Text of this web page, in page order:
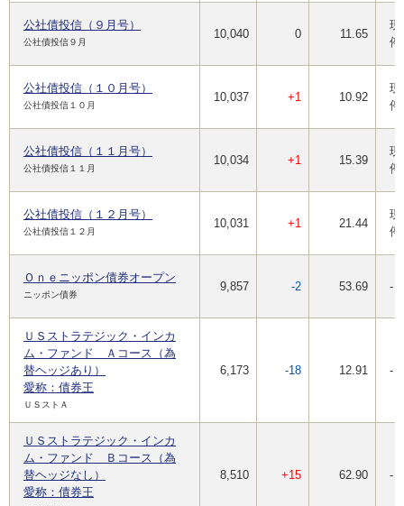
公社債投信（９月号）
公社債投信９月
10,040 0 11.65
現
停
公社債投信（１０月号）
公社債投信１０月
10,037 +1 10.92
現
停
公社債投信（１１月号）
公社債投信１１月
10,034 +1 15.39
現
停
公社債投信（１２月号）
公社債投信１２月
10,031 +1 21.44
現
停
Ｏｎｅニッポン債券オープン
ニッポン債券
9,857 -2 53.69 -
ＵＳストラテジック・インカ
ム・ファンド Ａコース（為
替ヘッジあり）
愛称：債券王
ＵＳストＡ
6,173 -18 12.91 -
ＵＳストラテジック・インカ
ム・ファンド Ｂコース（為
替ヘッジなし）
愛称：債券王
8,510 +15 62.90 -